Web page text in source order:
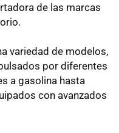
de las marcas
variedad de modelos,
por diferentes
a gasolina hasta
con avanzados